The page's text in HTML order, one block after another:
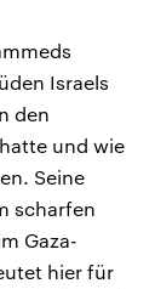
Israels
den
und wie
Seine
scharfen
Gaza-
hier für